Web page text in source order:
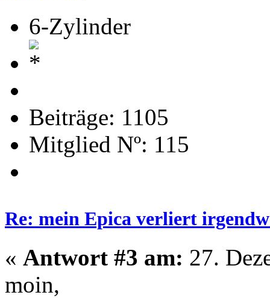
6-Zylinder
Beiträge: 1105
Mitglied Nº: 115
Re: mein Epica verliert
« Antwort #3 am: 27.
moin,